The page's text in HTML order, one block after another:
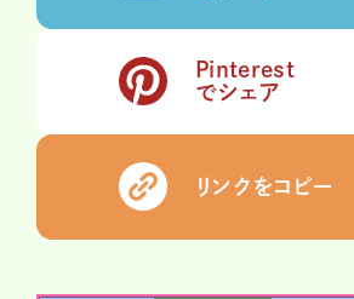
Pinterest
でシェア
リンクをコピー